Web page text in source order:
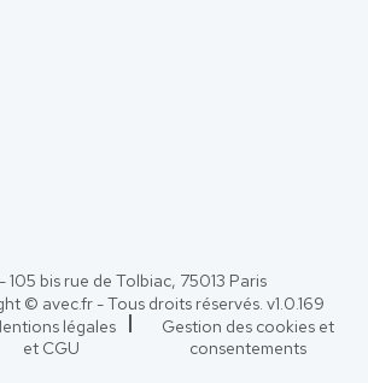
105 bis rue de Tolbiac, 75013 Paris
© avec.fr - Tous droits réservés. v1.0.169
légales
et CGU
Gestion des cookies et
consentements